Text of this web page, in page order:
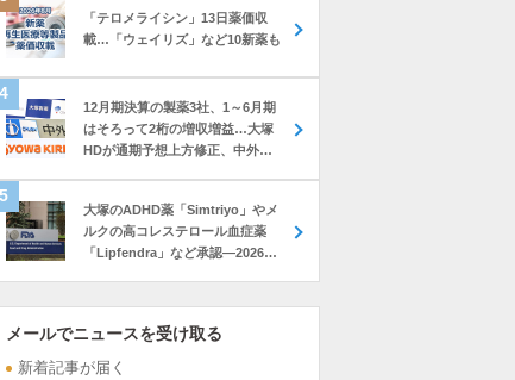
「テロメライシン」13日薬価収
載…「ウェイリズ」など10新薬も
12月期決算の製薬3社、1～6月期
はそろって2桁の増収増益…大塚
HDが通期予想上方修正、中外も
大塚のADHD薬「Simtriyo」やメ
ルクの高コレステロール血症薬
「Lipfendra」など承認―2026年
メールでニュースを受け取る
新着記事が届く